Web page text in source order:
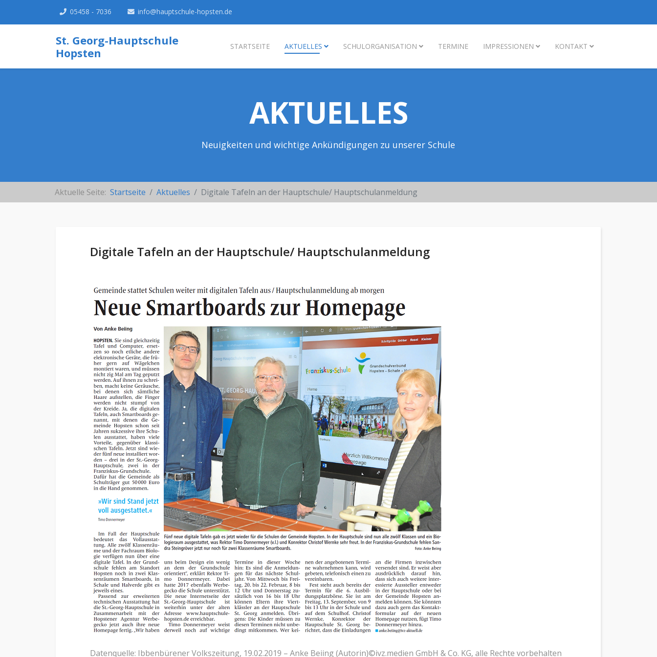
05458 - 7036 info@hauptschule-hopsten.de
St. Georg-Hauptschule
Hopsten
STARTSEITE AKTUELLES SCHULORGANISATION TERMINE IMPRESSIONEN KONTAKT
AKTUELLES
Neuigkeiten und wichtige Ankündigungen zu unserer Schule
Aktuelle Seite: Startseite Aktuelles Digitale Tafeln an der Hauptschule/ Hauptschulanmeldung
Digitale Tafeln an der Hauptschule/ Hauptschulanmeldung
Datenquelle: Ibbenbürener Volkszeitung, 19.02.2019 – Anke Beiing (Autorin)©ivz.medien GmbH & Co. KG, alle Rechte vorbehalten